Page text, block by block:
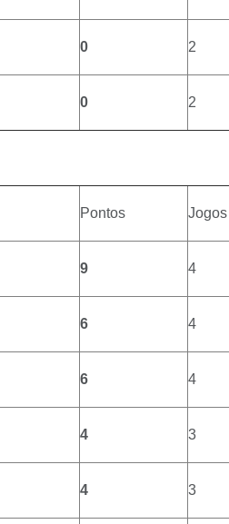
0 2
0 2
Pontos Jogos
9 4
6 4
6 4
4 3
4 3